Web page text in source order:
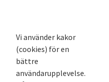
Nyhetsbrev
Andra webbplatser
Arkivsök
Vi använder kakor
(cookies) för en
bättre
användarupplevelse.